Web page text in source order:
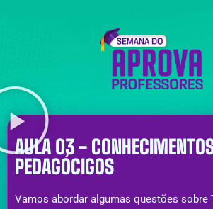
AULA 03 -
PEDAGÓCIGOS
Vamos abordar algumas questões sobre